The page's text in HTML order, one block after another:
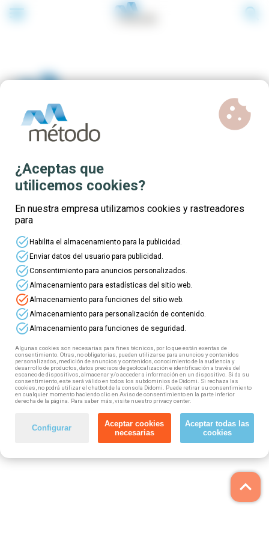
menu search
Convocatoria Educación
2023 - Certificados de
Profesionalidad gratis en
keyboard_arrow_up
¿Aceptas que
utilicemos cookies?
cookie
En nuestra empresa utilizamos cookies y rastreadores
para
task_altHabilita el almacenamiento para la publicidad.
task_altEnviar datos del usuario para publicidad.
task_altConsentimiento para anuncios personalizados.
task_alt Almacenamiento para estadísticas del sitio web.
task_alt Almacenamiento para funciones del sitio web.
task_alt Almacenamiento para personalización de contenido.
task_alt Almacenamiento para funciones de seguridad.
Algunas cookies son necesarias para fines técnicos, por lo que están exentas de
consentimiento. Otras, no obligatorias, pueden utilizarse para anuncios y contenidos
personalizados, medición de anuncios y contenidos, conocimiento de la audiencia y
desarrollo de productos, datos precisos de geolocalización e identificación a través del
escaneo de dispositivos, almacenar y/o acceder a información en un dispositivo. Si da su
consentimiento, este será válido en todos los subdominios de Didomi. Si rechaza las
cookies, no podrá utilizar el chatbot de la consola Didomi. Puede retirar su consentimiento
en cualquier momento haciendo clic en Aviso de consentimiento en la parte inferior
derecha de la página. Para saber más, visite nuestro privacy center.
Configurar
Aceptar cookies
necesarias
Aceptar todas las
cookies